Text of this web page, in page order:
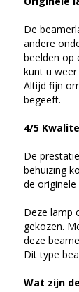
De
andere
beelden op
kunt u
Altijd fijn
begeeft.
4/5
De
behuizing
de
Deze lamp
gekozen.
deze
Dit type
Wat zijn